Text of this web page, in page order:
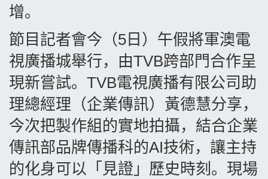
增。
節目記者會今（5 日）午假將軍澳電
視廣播城舉行，由TVB跨部門合作呈
現新嘗試。 TVB電視廣播有限公司助
理總經理（企業傳訊）黃德慧分享，
今次把製作組的實地拍攝，結合企業
傳訊部品牌傳播科的AI技術，讓主持
的化身可以「見證」歷史時刻。現場